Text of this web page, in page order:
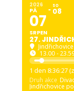
2026
PÁ
07
SRPEN
SO
08
27.
13.00 -
1 den 8:36:26
Druh akce
Jindřichovice